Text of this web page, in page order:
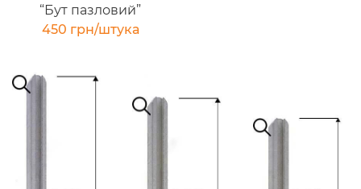
“Бут пазловий”
450 грн/штука